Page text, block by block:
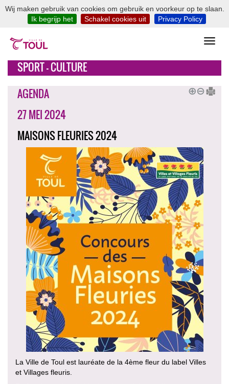
Wij maken gebruik van cookies om gebruik en voorkeur op te slaan.
Ik begrijp het
Schakel cookies uit Privacy Policy
SPORT - CULTURE
AGENDA
27 MEI 2024
MAISONS FLEURIES 2024
La Ville de Toul est lauréate de la 4ème fleur du label Villes
et Villages fleuris.